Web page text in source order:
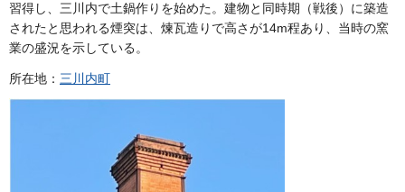
習得し、三川内で土鍋作りを始めた。建物と同時期（戦後）に築造
されたと思われる煙突は、煉瓦造りで高さが14m程あり、当時の窯
業の盛況を示している。
所在地： 三川内町